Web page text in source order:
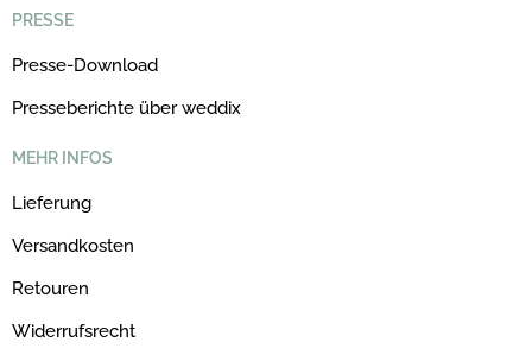
PRESSE
Presse-Download
Presseberichte über weddix
MEHR INFOS
Lieferung
Versandkosten
Retouren
Widerrufsrecht